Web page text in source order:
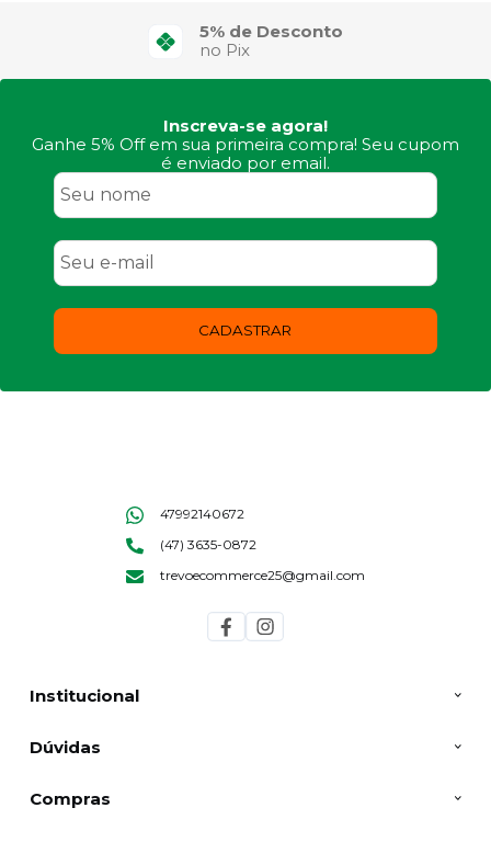
5% de Desconto
no Pix
Inscreva-se agora!
Ganhe 5% Off em sua primeira compra! Seu cupom
é enviado por email.
CADASTRAR
Institucional
Dúvidas
Compras
47992140672
(47) 3635-0872
trevoecommerce25@gmail.com